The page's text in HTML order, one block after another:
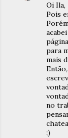
Oi Ila,
Pois
para
mais
no
;)